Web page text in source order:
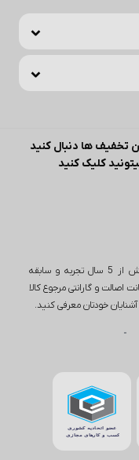
تخفیف ها دنبال کنید
فروشگاه تخصصی کالای دیجیتال با بیش از 5 سال تجربه و سابقه
و گارانتی مرجوع کالا
آشنایان خودتان معرفی کنید.
دیگر ارائه می‌دهد. به
گوشی باشید، پین تز
و سامسونگ مانند آیفون